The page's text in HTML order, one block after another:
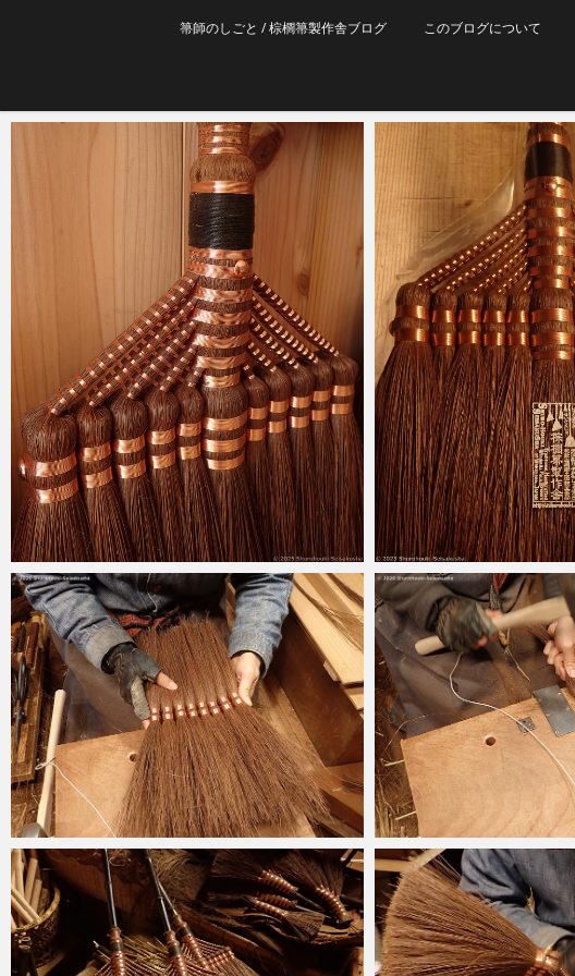
箒師のしごと / 棕櫚箒製作舎ブログ このブログについて
2025-04-08 2023-01-23
2020-11-14 2020-11-10